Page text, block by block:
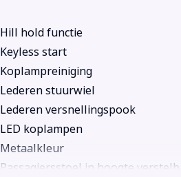
Hill hold functie
Keyless start
Koplampreiniging
Lederen stuurwiel
Lederen versnellingspook
LED koplampen
Metaalkleur
Passagiersstoel in hoogte